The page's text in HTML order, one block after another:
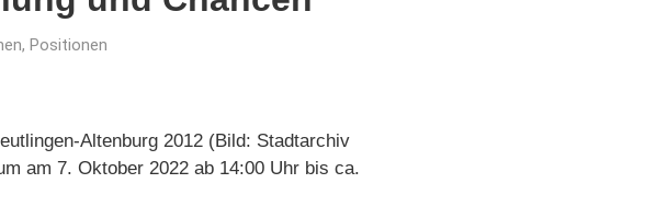
, Positionen
Altenburg 2012 (Bild: Stadtarchiv
am 7. Oktober 2022 ab 14:00 Uhr bis ca.